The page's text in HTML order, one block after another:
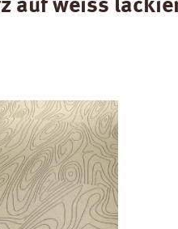
auf weiss